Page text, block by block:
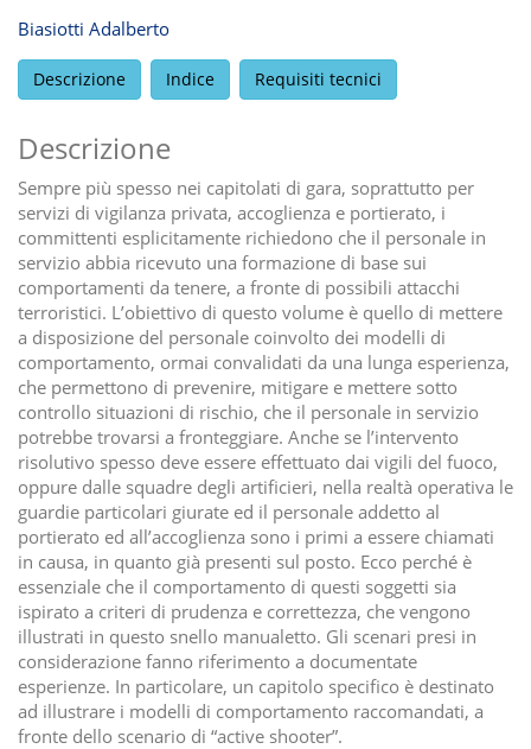
Biasiotti Adalberto
Descrizione Indice Requisiti tecnici
Descrizione
Sempre più spesso nei capitolati di gara, soprattutto per
servizi di vigilanza privata, accoglienza e portierato, i
committenti esplicitamente richiedono che il personale in
servizio abbia ricevuto una formazione di base sui
comportamenti da tenere, a fronte di possibili attacchi
terroristici. L’obiettivo di questo volume è quello di mettere
a disposizione del personale coinvolto dei modelli di
comportamento, ormai convalidati da una lunga esperienza,
che permettono di prevenire, mitigare e mettere sotto
controllo situazioni di rischio, che il personale in servizio
potrebbe trovarsi a fronteggiare. Anche se l’intervento
risolutivo spesso deve essere effettuato dai vigili del fuoco,
oppure dalle squadre degli artificieri, nella realtà operativa le
guardie particolari giurate ed il personale addetto al
portierato ed all’accoglienza sono i primi a essere chiamati
in causa, in quanto già presenti sul posto. Ecco perché è
essenziale che il comportamento di questi soggetti sia
ispirato a criteri di prudenza e correttezza, che vengono
illustrati in questo snello manualetto. Gli scenari presi in
considerazione fanno riferimento a documentate
esperienze. In particolare, un capitolo specifico è destinato
ad illustrare i modelli di comportamento raccomandati, a
fronte dello scenario di “active shooter”.